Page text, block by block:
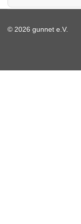
© 2026 gunnet e.V.